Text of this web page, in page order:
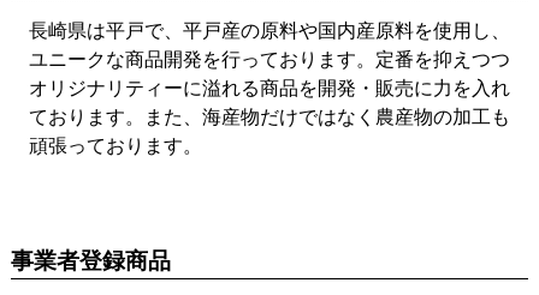
長崎県は平戸で、平戸産の原料や国内産原料を使用し、
ユニークな商品開発を行っております。定番を抑えつつ
オリジナリティーに溢れる商品を開発・販売に力を入れ
ております。また、海産物だけではなく農産物の加工も
頑張っております。
事業者登録商品